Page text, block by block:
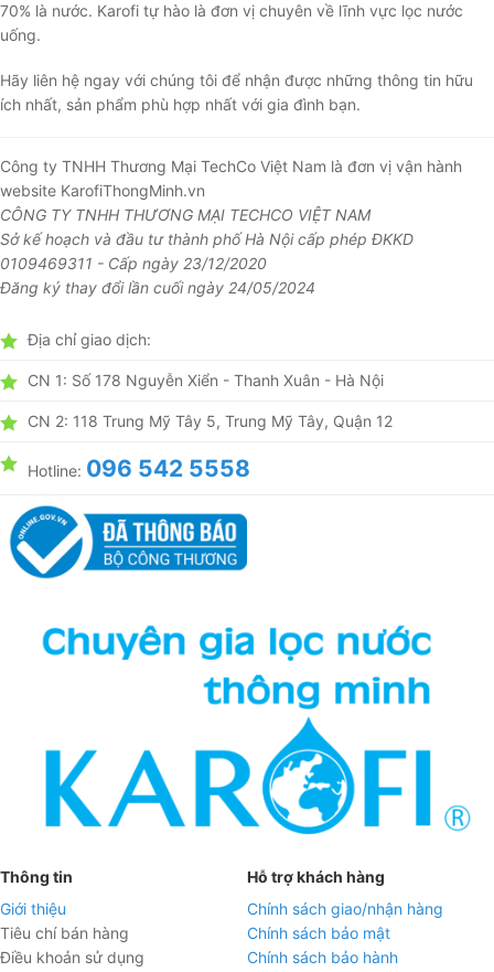
70% là nước. Karofi tự hào là đơn vị chuyên về lĩnh vực lọc nước
uống.
Hãy liên hệ ngay với chúng tôi để nhận được những thông tin hữu
ích nhất, sản phẩm phù hợp nhất với gia đình bạn.
Công ty TNHH Thương Mại TechCo Việt Nam là đơn vị vận hành
website KarofiThongMinh.vn
CÔNG TY TNHH THƯƠNG MẠI TECHCO VIỆT NAM
Sở kế hoạch và đầu tư thành phố Hà Nội cấp phép ĐKKD
0109469311 - Cấp ngày 23/12/2020
Đăng ký thay đổi lần cuối ngày 24/05/2024
Địa chỉ giao dịch:
CN 1: Số 178 Nguyễn Xiển - Thanh Xuân - Hà Nội
CN 2: 118 Trung Mỹ Tây 5, Trung Mỹ Tây, Quận 12
Hotline: 096 542 5558
Thông tin
Giới thiệu
Tiêu chí bán hàng
Điều khoản sử dụng
Hỗ trợ khách hàng
Chính sách giao/nhận hàng
Chính sách bảo mật
Chính sách bảo hành